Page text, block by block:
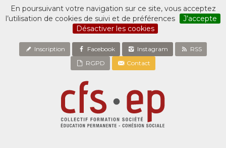
En poursuivant votre navigation sur ce site, vous acceptez
l’utilisation de cookies de suivi et de préférences
J’accepte
Désactiver les cookies
Inscription Facebook Instagram
RSS
RGPD
Contact